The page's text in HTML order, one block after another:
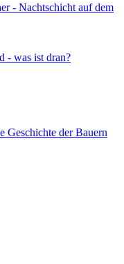
- Nachtschicht auf dem
- was ist dran?
Geschichte der Bauern